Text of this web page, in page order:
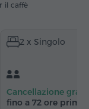
il caffè
Zona salotto
Cassaforte
2 x Singolo
Cancellazione
fino a 72 ore prima